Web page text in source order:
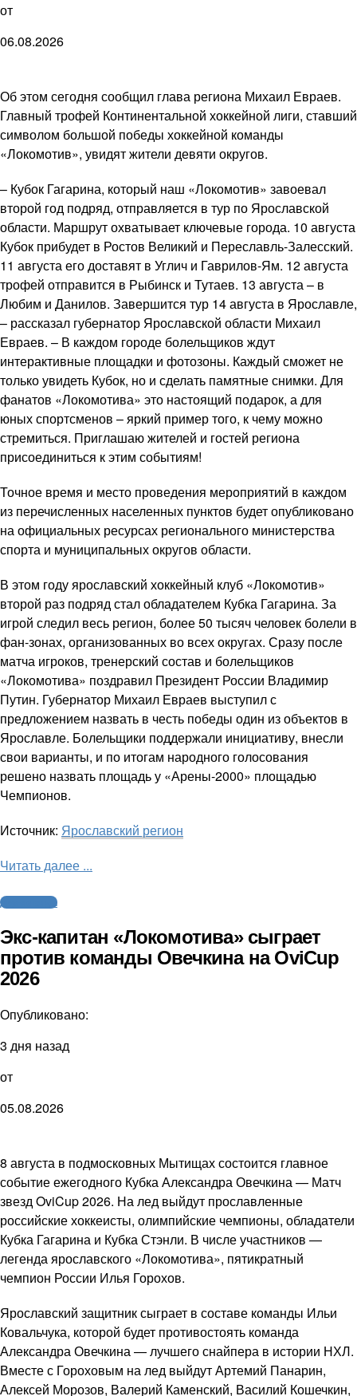
от
06.08.2026
Об этом сегодня сообщил глава региона Михаил Евраев.
Главный трофей Континентальной хоккейной лиги, ставший
символом большой победы хоккейной команды
«Локомотив», увидят жители девяти округов.
– Кубок Гагарина, который наш «Локомотив» завоевал
второй год подряд, отправляется в тур по Ярославской
области. Маршрут охватывает ключевые города. 10 августа
Кубок прибудет в Ростов Великий и Переславль-Залесский.
11 августа его доставят в Углич и Гаврилов-Ям. 12 августа
трофей отправится в Рыбинск и Тутаев. 13 августа – в
Любим и Данилов. Завершится тур 14 августа в Ярославле,
– рассказал губернатор Ярославской области Михаил
Евраев. – В каждом городе болельщиков ждут
интерактивные площадки и фотозоны. Каждый сможет не
только увидеть Кубок, но и сделать памятные снимки. Для
фанатов «Локомотива» это настоящий подарок, а для
юных спортсменов – яркий пример того, к чему можно
стремиться. Приглашаю жителей и гостей региона
присоединиться к этим событиям!
Точное время и место проведения мероприятий в каждом
из перечисленных населенных пунктов будет опубликовано
на официальных ресурсах регионального министерства
спорта и муниципальных округов области.
В этом году ярославский хоккейный клуб «Локомотив»
второй раз подряд стал обладателем Кубка Гагарина. За
игрой следил весь регион, более 50 тысяч человек болели в
фан-зонах, организованных во всех округах. Сразу после
матча игроков, тренерский состав и болельщиков
«Локомотива» поздравил Президент России Владимир
Путин. Губернатор Михаил Евраев выступил с
предложением назвать в честь победы один из объектов в
Ярославле. Болельщики поддержали инициативу, внесли
свои варианты, и по итогам народного голосования
решено назвать площадь у «Арены-2000» площадью
Чемпионов.
Источник: Ярославский регион
Читать далее ...
Другие виды
Экс-капитан «Локомотива» сыграет
против команды Овечкина на OviCup
2026
Опубликовано:
3 дня назад
от
05.08.2026
8 августа в подмосковных Мытищах состоится главное
событие ежегодного Кубка Александра Овечкина — Матч
звезд OviCup 2026. На лед выйдут прославленные
российские хоккеисты, олимпийские чемпионы, обладатели
Кубка Гагарина и Кубка Стэнли. В числе участников —
легенда ярославского «Локомотива», пятикратный
чемпион России Илья Горохов.
Ярославский защитник сыграет в составе команды Ильи
Ковальчука, которой будет противостоять команда
Александра Овечкина — лучшего снайпера в истории НХЛ.
Вместе с Гороховым на лед выйдут Артемий Панарин,
Алексей Морозов, Валерий Каменский, Василий Кошечкин,